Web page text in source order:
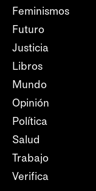
Feminismos
Futuro
Justicia
Libros
Mundo
Opinión
Política
Salud
Trabajo
Verifica